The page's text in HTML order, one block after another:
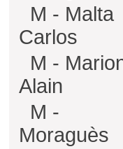
M - Malta
Carlos
M -
Alain
M -
Moraguès